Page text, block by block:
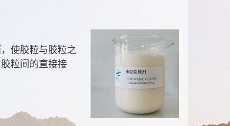
聚二甲基 PDLS 49
本产品属阳离子季铵盐聚合物，能完全溶解于水
呈真溶液。pH值适应范围广，在0.5-14之间。本
产品无臭、无味、无毒，可广泛用于源水净化和